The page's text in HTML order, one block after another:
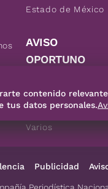
Estado de México
AVISO
OPORTUNO
Empleos
Vehículos
Varios
Publicidad
contenido
tus datos personales.